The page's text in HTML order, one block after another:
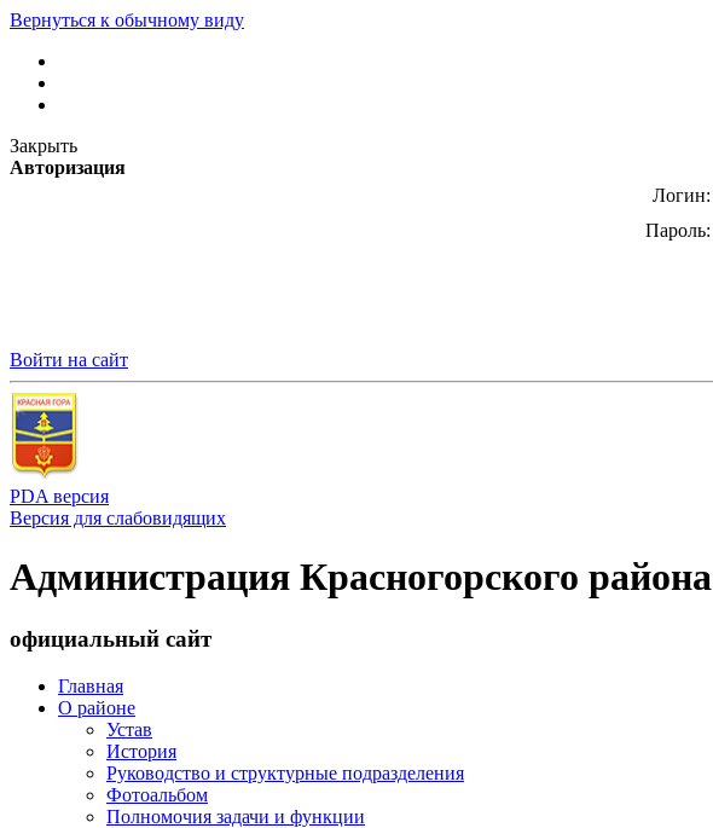
Вернуться к обычному виду
Закрыть
Авторизация
Логин:
Пароль:
Войти на сайт
PDA версия
Версия для слабовидящих
Администрация Красногорского района
официальный сайт
Главная
О районе
Устав
История
Руководство и структурные подразделения
Фотоальбом
Полномочия задачи и функции